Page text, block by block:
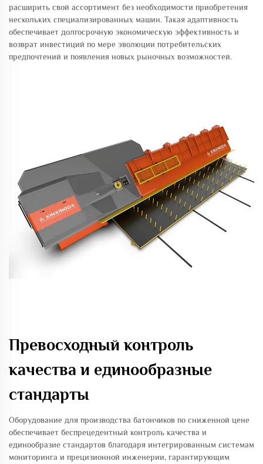
расширить свой ассортимент без необходимости приобретения
нескольких специализированных машин. Такая адаптивность
обеспечивает долгосрочную экономическую эффективность и
возврат инвестиций по мере эволюции потребительских
предпочтений и появления новых рыночных возможностей.
Превосходный контроль
качества и единообразные
стандарты
Оборудование для производства батончиков по сниженной цене
обеспечивает беспрецедентный контроль качества и
единообразие стандартов благодаря интегрированным системам
мониторинга и прецизионной инженерии, гарантирующим